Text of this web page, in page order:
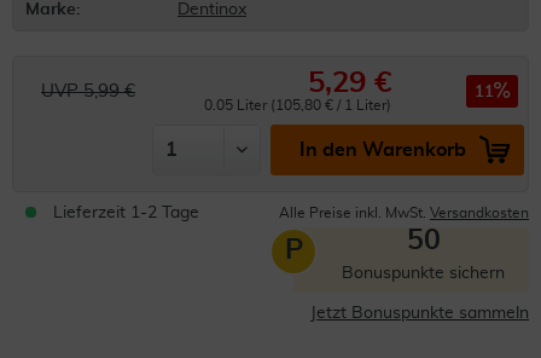
Marke:
Dentinox
UVP 5,99 € 5,29 €
0.05 Liter (105,80 € / 1 Liter)
11
In den Warenkorb
Lieferzeit 1-2 Tage Alle Preise inkl. MwSt. Versandkosten
P 50
Bonuspunkte sichern
Jetzt Bonuspunkte sammeln